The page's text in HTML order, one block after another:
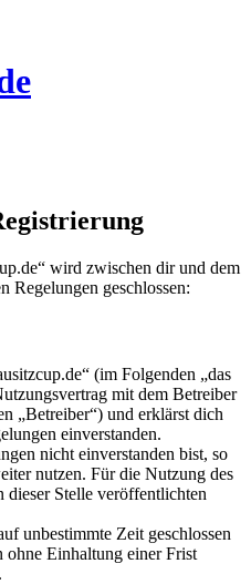
wird zwischen dir und dem
Regelungen geschlossen:
(im Folgenden „das
mit dem Betreiber
„Betreiber“) und erklärst dich
einverstanden.
nicht einverstanden bist, so
nutzen. Für die Nutzung des
dieser Stelle veröffentlichten
unbestimmte Zeit geschlossen
ohne Einhaltung einer Frist